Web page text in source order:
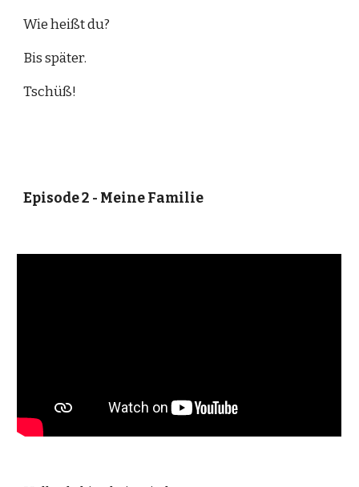
Wie heißt du?
Bis später.
Tschüß!
Episode 2 - Meine Familie